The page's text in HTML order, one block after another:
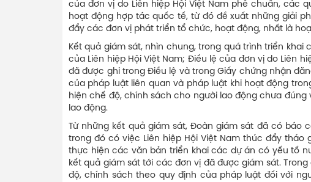
của đơn vị do Liên hiệp Hội Việt Nam phê chuẩn, các
hoạt động hợp tác quốc tế, từ đó đề xuất những giải
đẩy các đơn vị phát triển tổ chức, hoạt động, nhất là
Kết quả giám sát, nhìn chung, trong quá trình triển
của Liên hiệp Hội Việt Nam; Điều lệ của đơn vị do Liên
đã được ghi trong Điều lệ và trong Giấy chứng nhận
của pháp luật liên quan và pháp luật khi hoạt động
hiện chế độ, chính sách cho người lao động chưa
lao động.
Từ những kết quả giám sát, Đoàn giám sát đã có
trong đó có việc Liên hiệp Hội Việt Nam thúc đẩy
thực hiện các văn bản triển khai các dự án có yếu tố
kết quả giám sát tới các đơn vị đã được giám sát.
độ, chính sách theo quy định của pháp luật đối với